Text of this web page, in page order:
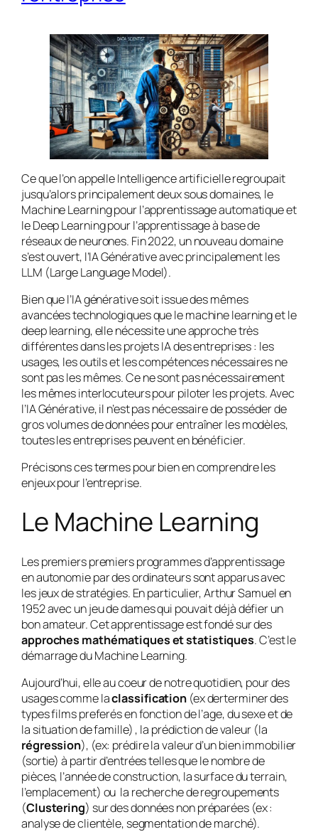
Ce que l’on appelle Intelligence artificielle regroupait
jusqu’alors principalement deux sous domaines, le
Machine Learning pour l’apprentissage automatique et
le Deep Learning pour l’apprentissage à base de
réseaux de neurones. Fin 2022, un nouveau domaine
s’est ouvert, l’IA Générative avec principalement les
LLM (Large Language Model).
Bien que l’IA générative soit issue des mêmes
avancées technologiques que le machine learning et le
deep learning, elle nécessite une approche très
différentes dans les projets IA des entreprises : les
usages, les outils et les compétences nécessaires ne
sont pas les mêmes. Ce ne sont pas nécessairement
les mêmes interlocuteurs pour piloter les projets. Avec
l’IA Générative, il n’est pas nécessaire de posséder de
gros volumes de données pour entraîner les modèles,
toutes les entreprises peuvent en bénéficier.
Précisons ces termes pour bien en comprendre les
enjeux pour l’entreprise.
Le Machine Learning
Les premiers premiers programmes d’apprentissage
en autonomie par des ordinateurs sont apparus avec
les jeux de stratégies. En particulier, Arthur Samuel en
1952 avec un jeu de dames qui pouvait déjà défier un
bon amateur. Cet apprentissage est fondé sur des
approches mathématiques et statistiques. C’est le
démarrage du Machine Learning.
Aujourd’hui, elle au coeur de notre quotidien, pour des
usages comme laclassification (ex derterminer des
types films preferés en fonction de l’age, du sexe et de
la situation de famille) , la prédiction de valeur (la
régression), (ex: prédire la valeur d’un bien immobilier
(sortie) à partir d’entrées telles que le nombre de
pièces, l’année de construction, la surface du terrain,
l’emplacement) ou la recherche de regroupements
(Clustering) sur des données non préparées (ex :
analyse de clientèle, segmentation de marché).